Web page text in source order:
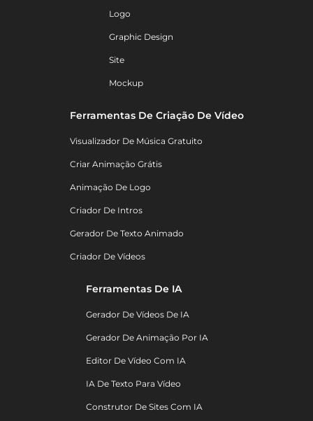
Logo
Graphic Design
Site
Mockup
Ferramentas De Criação De Vídeo
Visualizador De Música Gratuito
Criar Animação Grátis
Animação De Logo
Criador De Intros
Gerador De Texto Animado
Criador De Vídeos
Ferramentas De IA
Gerador De Vídeos De IA
Gerador De Animação Por IA
Editor De Vídeo Com IA
IA De Texto Para Vídeo
Construtor De Sites Com IA